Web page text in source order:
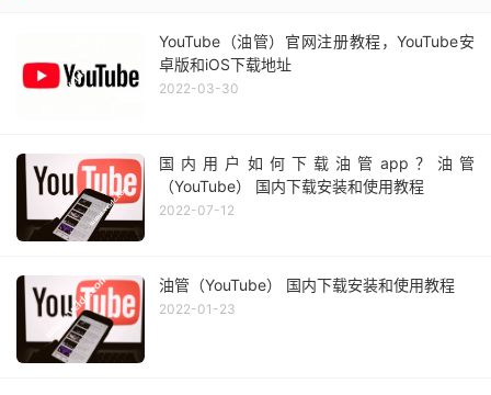
YouTube（油管）官网注册教程，YouTube安
卓版和iOS下载地址
2022-03-30
国内用户如何下载油管app？油管
（YouTube） 国内下载安装和使用教程
2022-07-12
油管（YouTube） 国内下载安装和使用教程
2022-01-23